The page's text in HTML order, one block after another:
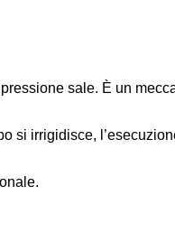
sale. È un
si irrigidisce,